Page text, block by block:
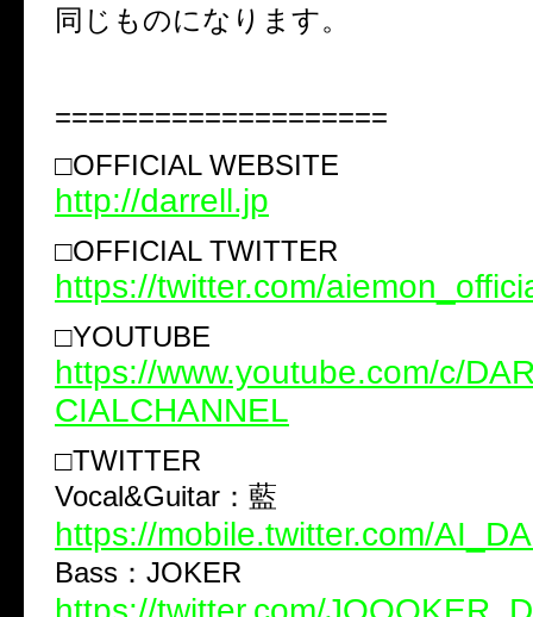
同じものになります。
====================
□OFFICIAL WEBSITE
http://darrell.jp
□OFFICIAL TWITTER
https://twitter.com/
□YOUTUBE
https://www.youtube.com/c/
CIALCHANNEL
□TWITTER
Vocal&Guitar：藍
https://mobile.twitter.com/
Bass：JOKER